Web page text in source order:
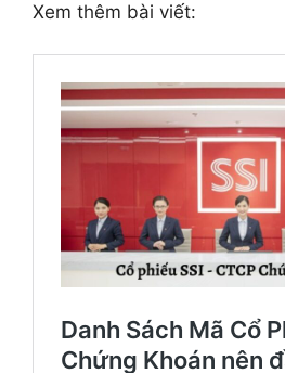
Xem thêm bài viết: